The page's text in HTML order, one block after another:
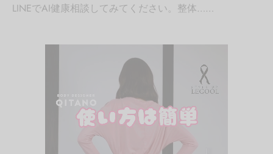
LINEでAI健康相談してみてください。整体……